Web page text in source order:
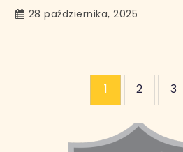
28 października, 2025
wpisów
1 2 3